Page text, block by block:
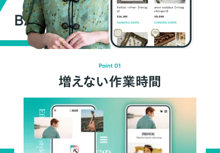
BASEが強い3つの理由
Point 01
増えない作業時間